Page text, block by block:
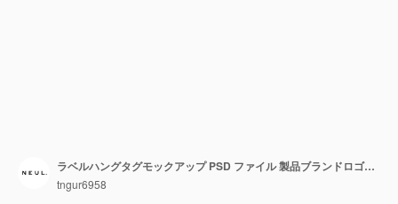
ラベルハングタグモックアップ PSD ファイル 製品ブランドロゴモックアップ画像
tngur6958